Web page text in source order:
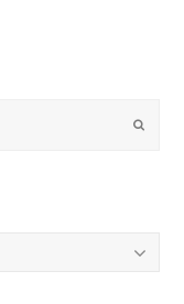
Submit